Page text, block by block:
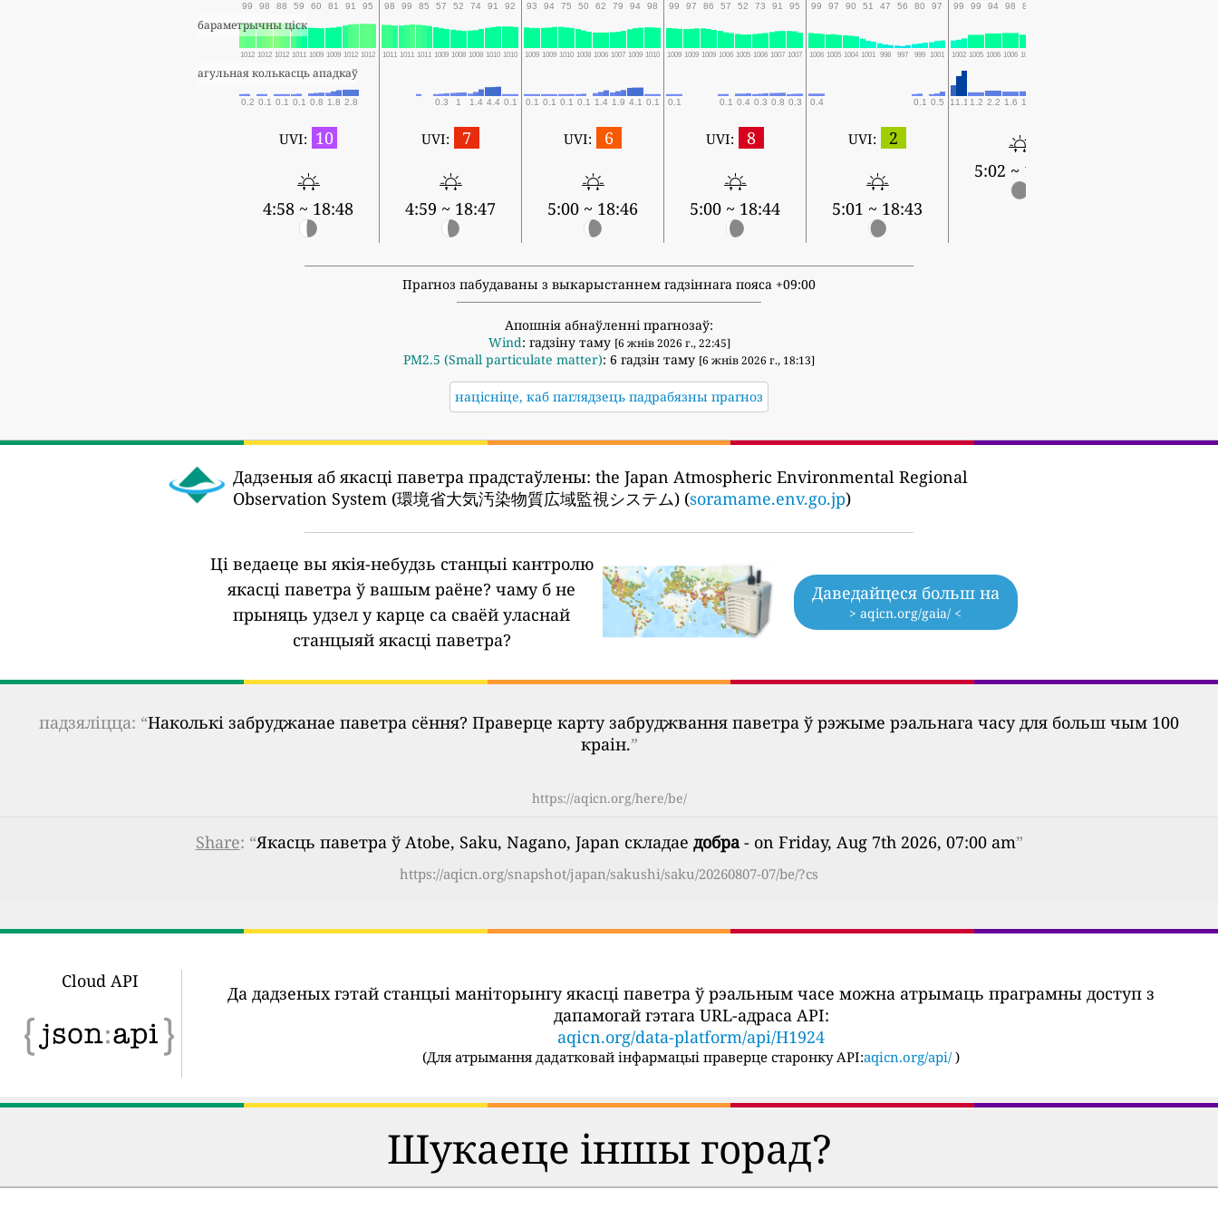
99 98 88 59 60 81 91 95 98 99 85 57 52 74 91 92 93 94 75 50 62 79 94 98 99 97 86 57 52 73 91 95 99 97 90 51 47 56 80 97 99 99 94 98 85
бараметрычны ціск
1012 1012 1012 1011 1009 1009 1012 1012 1011 1011 1011 1009 1008 1008 1010 1010 1009 1009 1010 1008 1006 1007 1009 1010 1009 1009 1009 1006 1005 1006 1007 1007 1006 1005 1004 1001 998 997 999 1001 1002 1005 1006 1006 1005
агульная колькасць ападкаў
0.2 0.1 0.1 0.1 0.8 1.8 2.8 0.3 1 1.4 4.4 0.1 0.1 0.1 0.1 0.1 1.4 1.9 4.1 0.1 0.1 0.1 0.4 0.3 0.8 0.3 0.4 0.1 0.5 11.1 1.2 2.2 1.6 1.8
UVI: 10
4:58 ~ 18:48
UVI: 7
4:59 ~ 18:47
UVI: 6
5:00 ~ 18:46
UVI: 8
5:00 ~ 18:44
UVI: 2
5:01 ~ 18:43
5:02 ~ 18:42
Прагноз пабудаваны з выкарыстаннем гадзіннага пояса +09:00
Апошнія абнаўленні прагнозаў:
Wind: гадзіну таму [6 жнів 2026 г., 22:45]
PM2.5 (Small particulate matter): 6 гадзін таму [6 жнів 2026 г., 18:13]
націсніце, каб паглядзець падрабязны прагноз
Дадзеныя аб якасці паветра прадстаўлены: the Japan Atmospheric Environmental Regional
Observation System (環境省大気汚染物質広域監視システム) (soramame.env.go.jp)
Ці ведаеце вы якія-небудзь станцыі кантролю
якасці паветра ў вашым раёне? чаму б не
прыняць удзел у карце са сваёй уласнай
станцыяй якасці паветра?
Даведайцеся больш на
> aqicn.org/gaia/ <
падзяліцца: “Наколькі забруджанае паветра сёння? Праверце карту забруджвання паветра ў рэжыме рэальнага часу для больш чым 100
краін.”
https://aqicn.org/here/be/
Share: “Якасць паветра ў Atobe, Saku, Nagano, Japan складае добра- on Friday, Aug 7th 2026, 07:00 am”
https://aqicn.org/snapshot/japan/sakushi/saku/20260807-07/be/?cs
Cloud API
Да дадзеных гэтай станцыі маніторынгу якасці паветра ў рэальным часе можна атрымаць праграмны доступ з
дапамогай гэтага URL-адраса API:
aqicn.org/data-platform/api/H1924
(Для атрымання дадатковай інфармацыі праверце старонку API:aqicn.org/api/ )
Шукаеце іншы горад?